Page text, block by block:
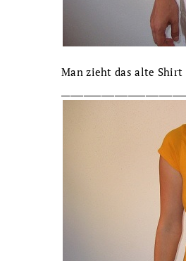
Man zieht das alte